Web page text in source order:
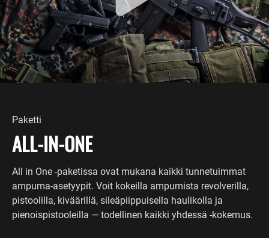
Paketti
ALL-IN-ONE
All in One -paketissa ovat mukana kaikki tunnetuimmat
ampuma-asetyypit. Voit kokeilla ampumista revolverilla,
pistoolilla, kiväärillä, sileäpiippuisella haulikolla ja
pienoispistooleilla — todellinen kaikki yhdessä -kokemus.